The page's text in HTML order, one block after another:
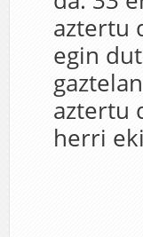
aztertu
egin
aztertu
herri